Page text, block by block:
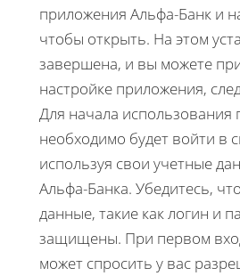
приложения Альфа-Банк и
чтобы открыть. На этом
завершена, и вы можете
настройке приложения,
Для начала
необходимо будет войти в
используя свои учетные
Альфа-Банка. Убедитесь,
данные, такие как логин и
защищены. При первом
может спросить у вас